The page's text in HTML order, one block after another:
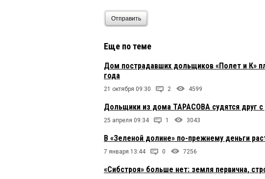
Отправить
Еще по теме
Дом пострадавших дольщиков «Полет и К»
года
21 октября 09:30 2 4599
Дольщики из дома ТАРАСОВА судятся друг с
25 апреля 09:34 1 3043
В «Зеленой долине» по-прежнему деньги
7 января 13:44 0 7256
«Сибстроя» больше нет: земля первична,